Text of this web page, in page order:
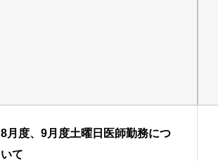
8月度、9月度土曜日医師勤務につ
いて